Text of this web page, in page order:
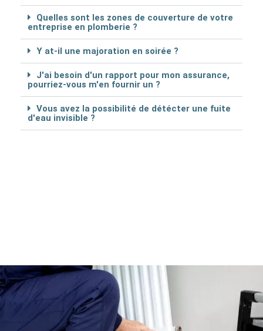
Quelles sont les zones de couverture de votre
entreprise en plomberie ?
Y at-il une majoration en soirée ?
J'ai besoin d'un rapport pour mon assurance,
pourriez-vous m'en fournir un ?
Vous avez la possibilité de détécter une fuite
d'eau invisible ?